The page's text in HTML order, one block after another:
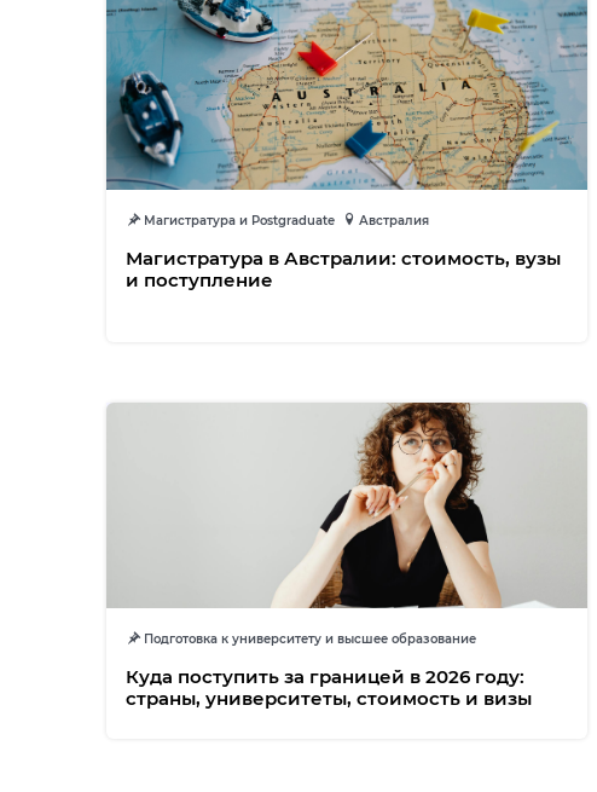
Магистратура и Postgraduate Австралия
Магистратура в Австралии: стоимость, вузы
и поступление
Подготовка к университету и высшее образование
Куда поступить за границей в 2026 году:
страны, университеты, стоимость и визы